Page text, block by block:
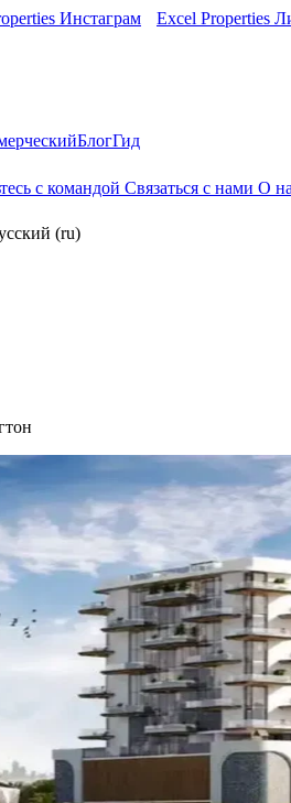
Инстаграм Excel Properties
БлогГид
с командой Связаться с нами О
(ru)